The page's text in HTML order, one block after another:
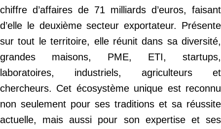
chiffre d’affaires de 71 milliards d’euros, faisant
d’elle le deuxième secteur exportateur. Présente
sur tout le territoire, elle réunit dans sa diversité,
grandes maisons, PME, ETI, startups,
laboratoires, industriels, agriculteurs et
chercheurs. Cet écosystème unique est reconnu
non seulement pour ses traditions et sa réussite
actuelle, mais aussi pour son expertise et ses